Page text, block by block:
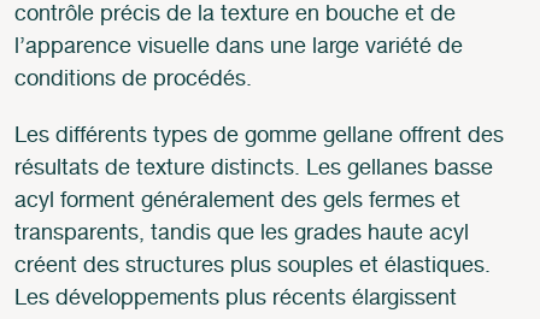
contrôle précis de la texture en bouche et de
l’apparence visuelle dans une large variété de
conditions de procédés.
Les différents types de gomme gellane offrent des
résultats de texture distincts. Les gellanes basse
acyl forment généralement des gels fermes et
transparents, tandis que les grades haute acyl
créent des structures plus souples et élastiques.
Les développements plus récents élargissent